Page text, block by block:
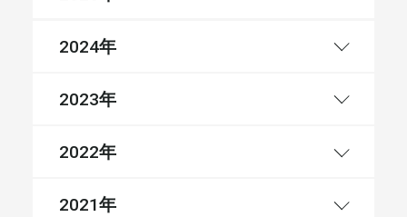
2024年
2023年
2022年
2021年